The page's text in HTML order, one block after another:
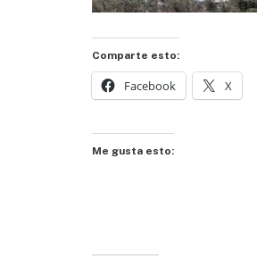
Comparte esto:
Facebook X
Me gusta esto: